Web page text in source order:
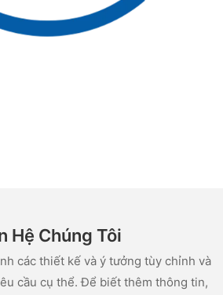
Hệ Chúng Tôi
các thiết kế và ý tưởng tùy chỉnh và
cầu cụ thể. Để biết thêm thông tin,